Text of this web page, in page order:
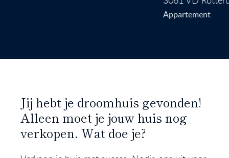
Appartement
Jij hebt je droomhuis gevonden!
Alleen moet je jouw huis nog
verkopen. Wat doe je?